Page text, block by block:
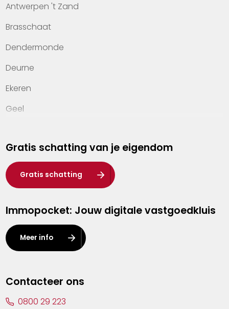
Kantoren
Veelgestelde vragen
Werken bij Heylen Vastgoed
Contact
Antwerpen 't Zand
Brasschaat
Dendermonde
Deurne
Ekeren
Geel
Hasselt
Heist-op-den-Berg
Herentals
Kalmthout
Leuven
Lier
Gratis schatting van je eigendom
Gratis schatting
Immopocket: Jouw digitale vastgoedkluis
Meer info
Contacteer ons
0800 29 223